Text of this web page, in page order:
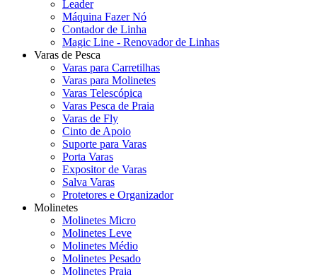
Leader
Máquina Fazer Nó
Contador de Linha
Magic Line - Renovador de Linhas
Varas de Pesca
Varas para Carretilhas
Varas para Molinetes
Varas Telescópica
Varas Pesca de Praia
Varas de Fly
Cinto de Apoio
Suporte para Varas
Porta Varas
Expositor de Varas
Salva Varas
Protetores e Organizador
Molinetes
Molinetes Micro
Molinetes Leve
Molinetes Médio
Molinetes Pesado
Molinetes Praia